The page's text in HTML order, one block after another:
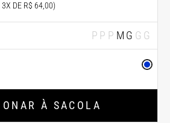
3X DE R$ 64,00)
PP P M G GG
À SACOLA